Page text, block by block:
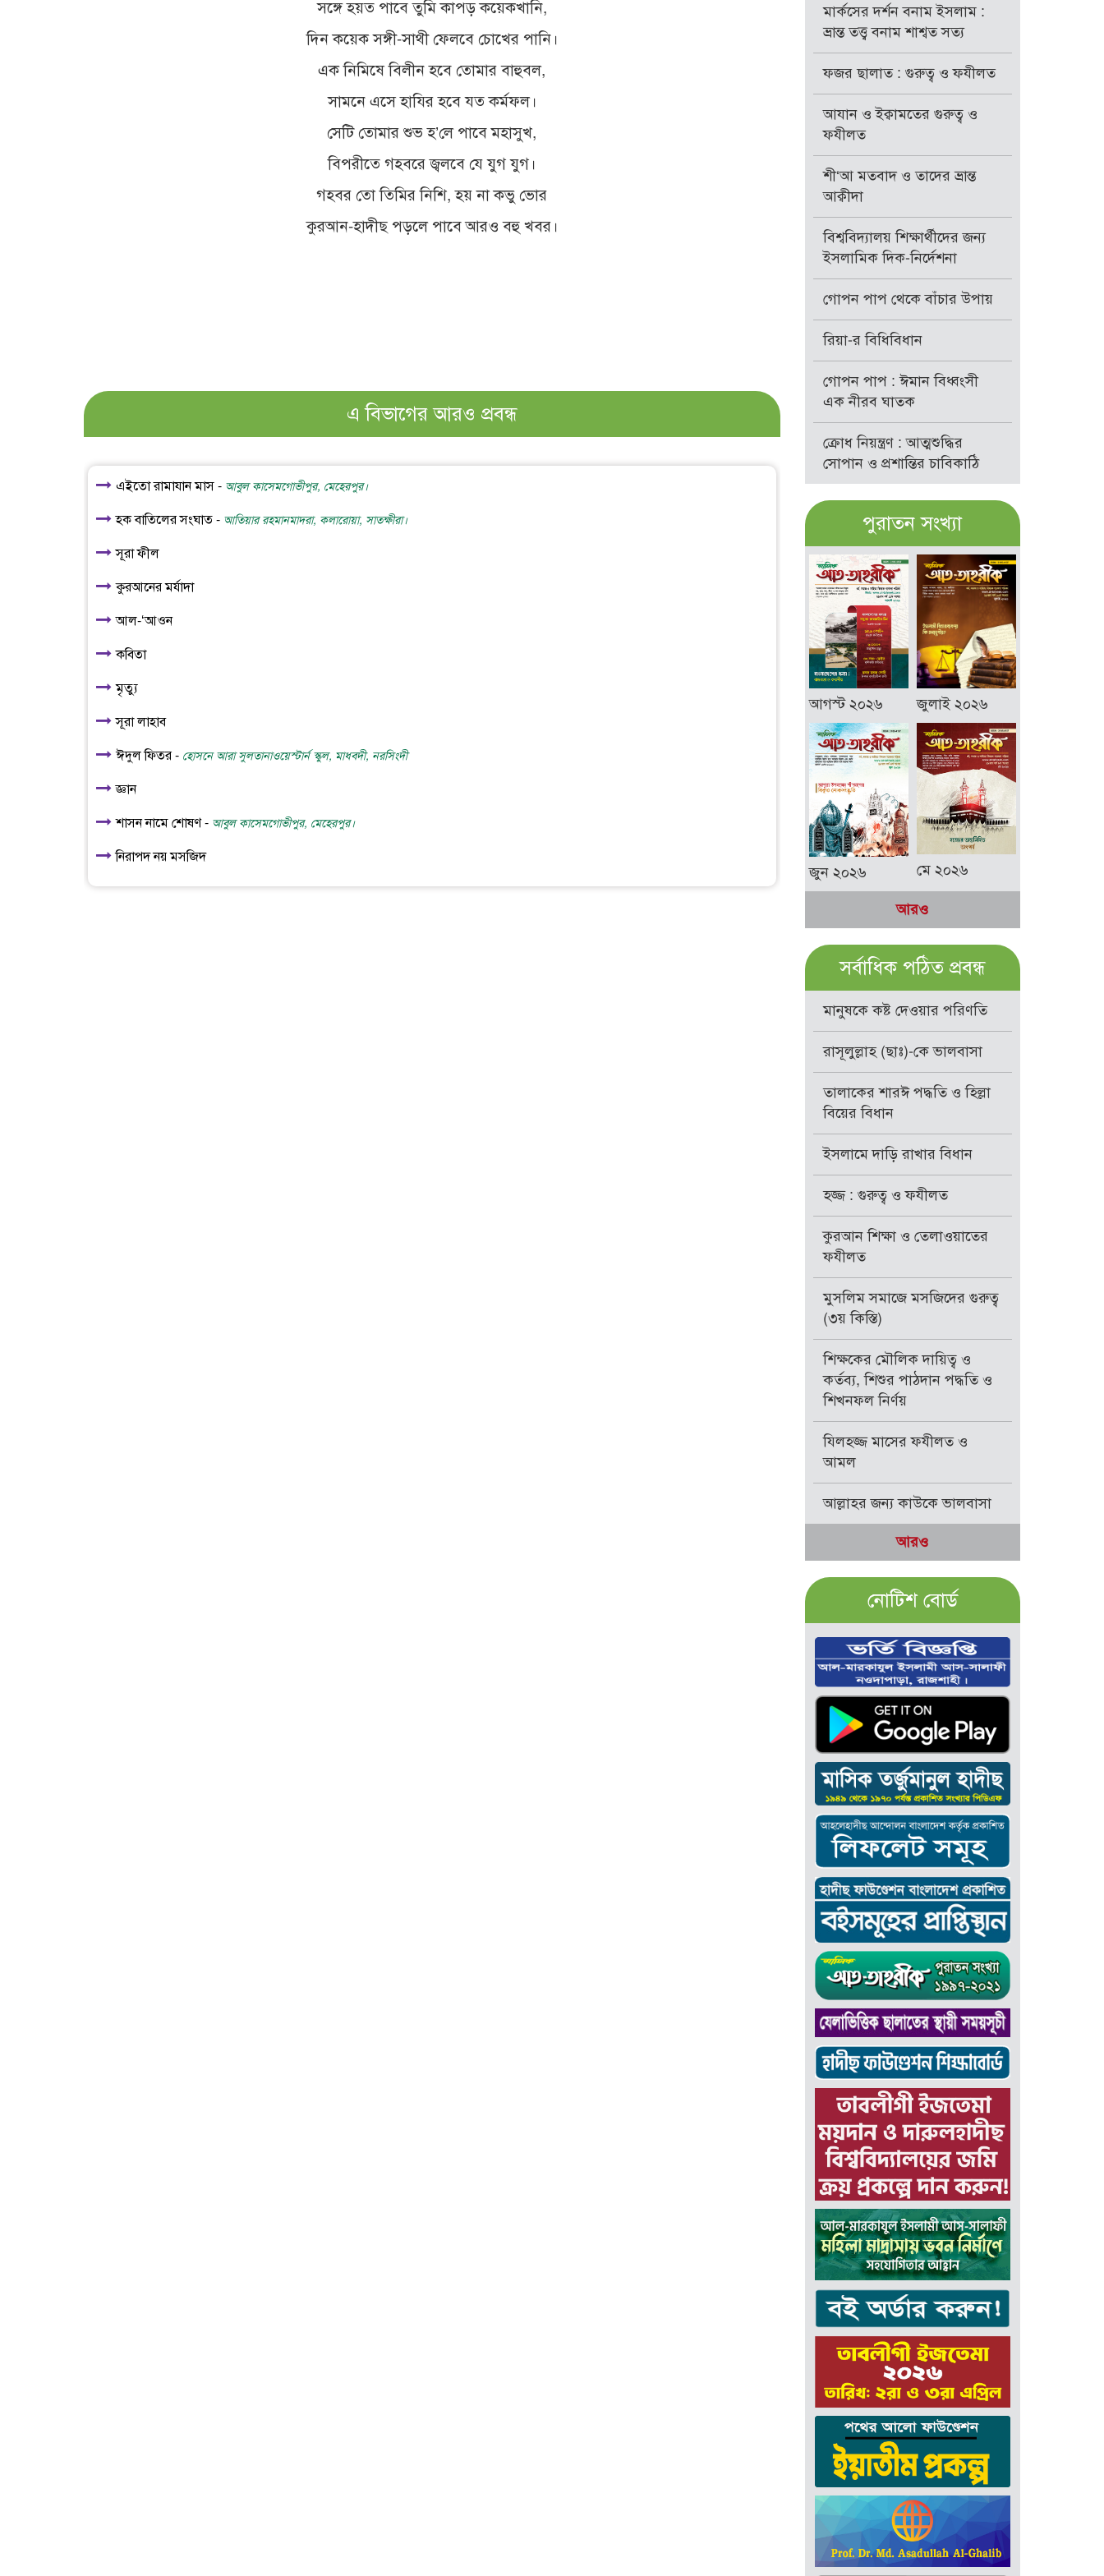
সঙ্গে হয়ত পাবে তুমি কাপড় কয়েকখানি,
দিন কয়েক সঙ্গী-সাথী ফেলবে চোখের পানি।
এক নিমিষে বিলীন হবে তোমার বাহুবল,
সামনে এসে হাযির হবে যত কর্মফল।
সেটি তোমার শুভ হ’লে পাবে মহাসুখ,
বিপরীতে গহবরে জ্বলবে যে যুগ যুগ।
গহবর তো তিমির নিশি, হয় না কভু ভোর
কুরআন-হাদীছ পড়লে পাবে আরও বহু খবর।
এ বিভাগের আরও প্রবন্ধ
এইতো রামাযান মাস - আবুল কাসেমগোভীপুর, মেহেরপুর।
হক বাতিলের সংঘাত - আতিয়ার রহমানমাদরা, কলারোয়া, সাতক্ষীরা।
সূরা ফীল
কুরআনের মর্যাদা
আল-‘আওন
কবিতা
মৃত্যু
সূরা লাহাব
ঈদুল ফিতর - হোসনে আরা সুলতানাওয়েস্টার্ন স্কুল, মাধবদী, নরসিংদী
জ্ঞান
শাসন নামে শোষণ - আবুল কাসেমগোভীপুর, মেহেরপুর।
নিরাপদ নয় মসজিদ
মার্কসের দর্শন বনাম ইসলাম :
ভ্রান্ত তত্ত্ব বনাম শাশ্বত সত্য
ফজর ছালাত : গুরুত্ব ও ফযীলত
আযান ও ইক্বামতের গুরুত্ব ও
ফযীলত
শী‘আ মতবাদ ও তাদের ভ্রান্ত
আক্বীদা
বিশ্ববিদ্যালয় শিক্ষার্থীদের জন্য
ইসলামিক দিক-নির্দেশনা
গোপন পাপ থেকে বাঁচার উপায়
রিয়া-র বিধিবিধান
গোপন পাপ : ঈমান বিধ্বংসী
এক নীরব ঘাতক
ক্রোধ নিয়ন্ত্রণ : আত্মশুদ্ধির
সোপান ও প্রশান্তির চাবিকাঠি
পুরাতন সংখ্যা
আগস্ট ২০২৬ জুলাই ২০২৬
জুন ২০২৬ মে ২০২৬
আরও
সর্বাধিক পঠিত প্রবন্ধ
মানুষকে কষ্ট দেওয়ার পরিণতি
রাসূলুল্লাহ (ছাঃ)-কে ভালবাসা
তালাকের শারঈ পদ্ধতি ও হিল্লা
বিয়ের বিধান
ইসলামে দাড়ি রাখার বিধান
হজ্জ : গুরুত্ব ও ফযীলত
কুরআন শিক্ষা ও তেলাওয়াতের
ফযীলত
মুসলিম সমাজে মসজিদের গুরুত্ব
(৩য় কিস্তি)
শিক্ষকের মৌলিক দায়িত্ব ও
কর্তব্য, শিশুর পাঠদান পদ্ধতি ও
শিখনফল নির্ণয়
যিলহজ্জ মাসের ফযীলত ও
আমল
আল্লাহর জন্য কাউকে ভালবাসা
আরও
নোটিশ বোর্ড